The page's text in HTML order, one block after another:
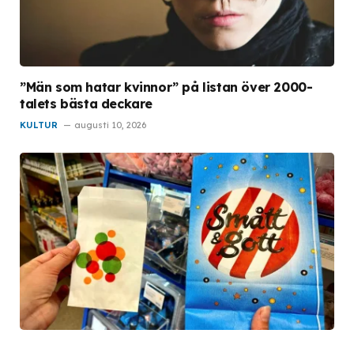
”Män som hatar kvinnor” på listan över 2000-
talets bästa deckare
KULTUR augusti 10, 2026